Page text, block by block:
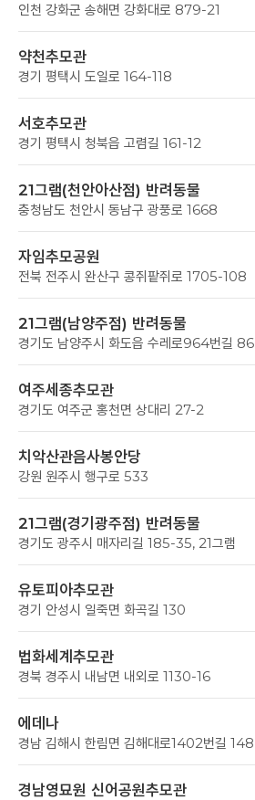
인천 강화군 송해면 강화대로 879-21
약천추모관
경기 평택시 도일로 164-118
서호추모관
경기 평택시 청북읍 고렴길 161-12
21그램(천안아산점) 반려동물
충청남도 천안시 동남구 광풍로 1668
자임추모공원
전북 전주시 완산구 콩쥐팥쥐로 1705-108
21그램(남양주점) 반려동물
경기도 남양주시 화도읍 수레로964번길 86
여주세종추모관
경기도 여주군 홍천면 상대리 27-2
치악산관음사봉안당
강원 원주시 행구로 533
21그램(경기광주점) 반려동물
경기도 광주시 매자리길 185-35, 21그램
유토피아추모관
경기 안성시 일죽면 화곡길 130
법화세계추모관
경북 경주시 내남면 내외로 1130-16
에데나
경남 김해시 한림면 김해대로1402번길 148
경남영묘원 신어공원추모관